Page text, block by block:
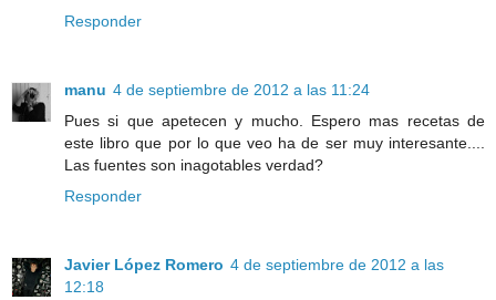
Responder
manu 4 de septiembre de 2012 a las 11:24
Pues si que apetecen y mucho. Espero mas recetas de
este libro que por lo que veo ha de ser muy interesante....
Las fuentes son inagotables verdad?
Responder
Javier López Romero 4 de septiembre de 2012 a las
12:18